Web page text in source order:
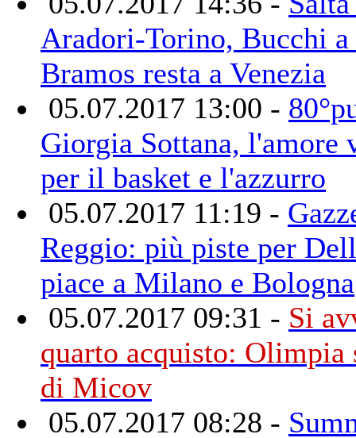
Aradori-Torino, Bucchi a
Bramos resta a Venezia
05.07.2017 13:00 -
Giorgia Sottana, l'amore
per il basket e l'azzurro
05.07.2017 11:19 -
Reggio: più piste per
piace a Milano e Bologna
05.07.2017 09:31 - Si
quarto acquisto: Olimpia
di Micov
05.07.2017 08:28 -